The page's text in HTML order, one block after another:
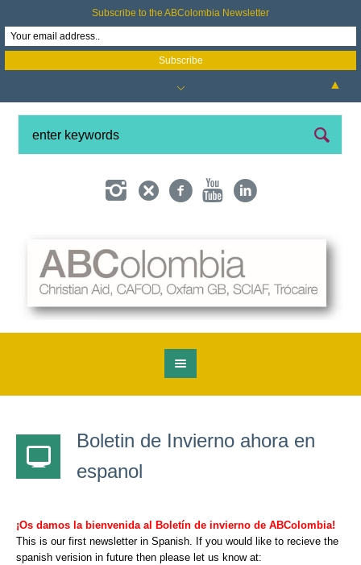
Boletin de Invierno ahora en
espanol
¡Os damos la bienvenida al Boletín de invierno de ABColombia!
This is our first newsletter in Spanish. If you would like to recieve the
spanish verision in future then please let us know at:
Subscribe to the ABColombia Newsletter
▲